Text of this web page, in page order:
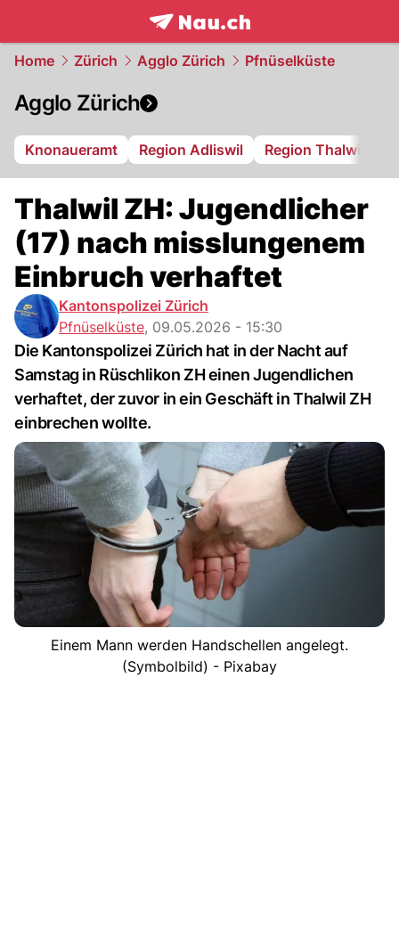
frontpage.NAU.ch
Home Zürich Agglo Zürich Pfnüselküste
Agglo Zürich
Knonaueramt Region Adliswil Region Thalwil
Thalwil ZH: Jugendlicher
(17) nach misslungenem
Einbruch verhaftet
Kantonspolizei Zürich
Pfnüselküste, 09.05.2026 - 15:30
Die Kantonspolizei Zürich hat in der Nacht auf
Samstag in Rüschlikon ZH einen Jugendlichen
verhaftet, der zuvor in ein Geschäft in Thalwil ZH
einbrechen wollte.
Einem Mann werden Handschellen angelegt.
(Symbolbild) - Pixabay